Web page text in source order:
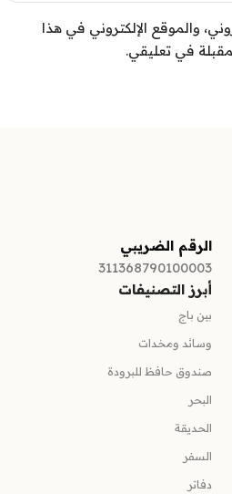
والموقع الإلكتروني في هذا
في تعليقي.
الرقم الضريبي
311368790100003
أبرز التصنيفات
بين باج
وسائد ومخدات
صندوق حافظ للبرودة
البحر
الحديقة
السفر
دفاتر